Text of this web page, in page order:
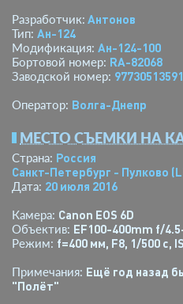
Разработчик: Антонов
Тип: Ан-124
Модификация: Ан-124-100
Бортовой номер: RA-82068
Заводской номер:
Оператор: Волга-Днепр
МЕСТО СЪЕМКИ НА
Страна: Россия
Санкт-Петербург - Пулково
Дата: 20 июля 2016
Камера: Canon EOS 6D
Объектив: EF100-400mm f/
Режим: f=400 мм, F8, 1/500 с,
Примечания: Ещё год назад
"Полёт"